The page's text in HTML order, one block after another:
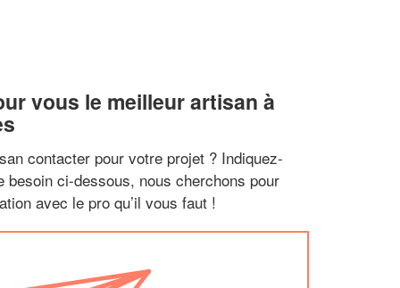
vous le meilleur artisan à
contacter pour votre projet ? Indiquez-
besoin ci-dessous, nous cherchons pour
avec le pro qu’il vous faut !